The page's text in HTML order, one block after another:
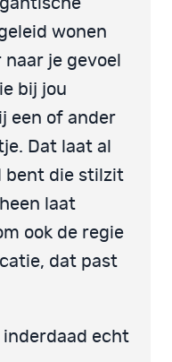
wonen
je gevoel
bij jou
een of ander
Dat laat al
bent die stilzit
laat
ook de regie
dat past
inderdaad echt